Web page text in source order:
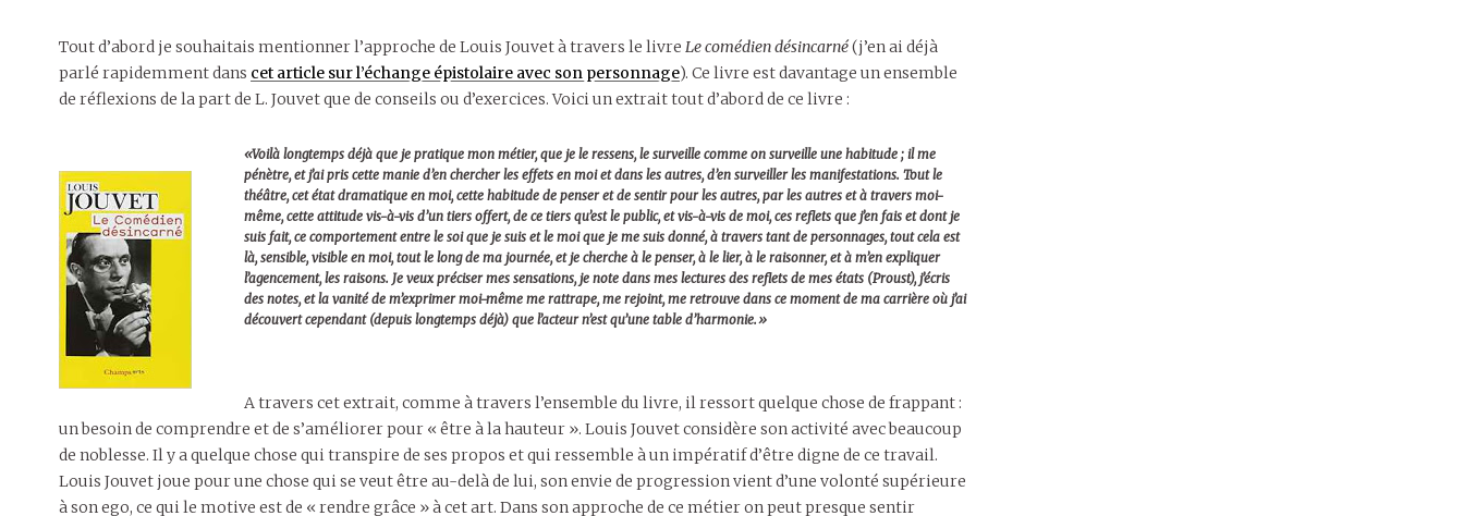
Tout d’abord je souhaitais mentionner l’approche de Louis Jouvet à travers le livre Le comédien désincarné(j’en ai déjà
parlé rapidemment dans cet article sur l’échange épistolaire avec son personnage). Ce livre est davantage un ensemble
de réflexions de la part de L. Jouvet que de conseils ou d’exercices. Voici un extrait tout d’abord de ce livre :
«Voilà longtemps déjà que je pratique mon métier, que je le ressens, le surveille comme on surveille une habitude ; il me
pénètre, et j’ai pris cette manie d’en chercher les effets en moi et dans les autres, d’en surveiller les manifestations. Tout le
théâtre, cet état dramatique en moi, cette habitude de penser et de sentir pour les autres, par les autres et à travers moi-
même, cette attitude vis-à-vis d’un tiers offert, de ce tiers qu’est le public, et vis-à-vis de moi, ces reflets que j’en fais et dont je
suis fait, ce comportement entre le soi que je suis et le moi que je me suis donné, à travers tant de personnages, tout cela est
là, sensible, visible en moi, tout le long de ma journée, et je cherche à le penser, à le lier, à le raisonner, et à m’en expliquer
l’agencement, les raisons. Je veux préciser mes sensations, je note dans mes lectures des reflets de mes états (Proust), j’écris
des notes, et la vanité de m’exprimer moi-même me rattrape, me rejoint, me retrouve dans ce moment de ma carrière où j’ai
découvert cependant (depuis longtemps déjà) que l’acteur n’est qu’une table d’harmonie.»
A travers cet extrait, comme à travers l’ensemble du livre, il ressort quelque chose de frappant :
un besoin de comprendre et de s’améliorer pour « être à la hauteur ». Louis Jouvet considère son activité avec beaucoup
de noblesse. Il y a quelque chose qui transpire de ses propos et qui ressemble à un impératif d’être digne de ce travail.
Louis Jouvet joue pour une chose qui se veut être au-delà de lui, son envie de progression vient d’une volonté supérieure
à son ego, ce qui le motive est de « rendre grâce » à cet art. Dans son approche de ce métier on peut presque sentir